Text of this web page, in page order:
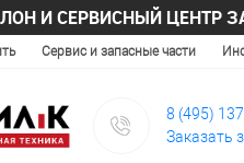
И СЕРВИСНЫЙ ЦЕНТР
Сервис и запасные части
8 (495)
Заказать